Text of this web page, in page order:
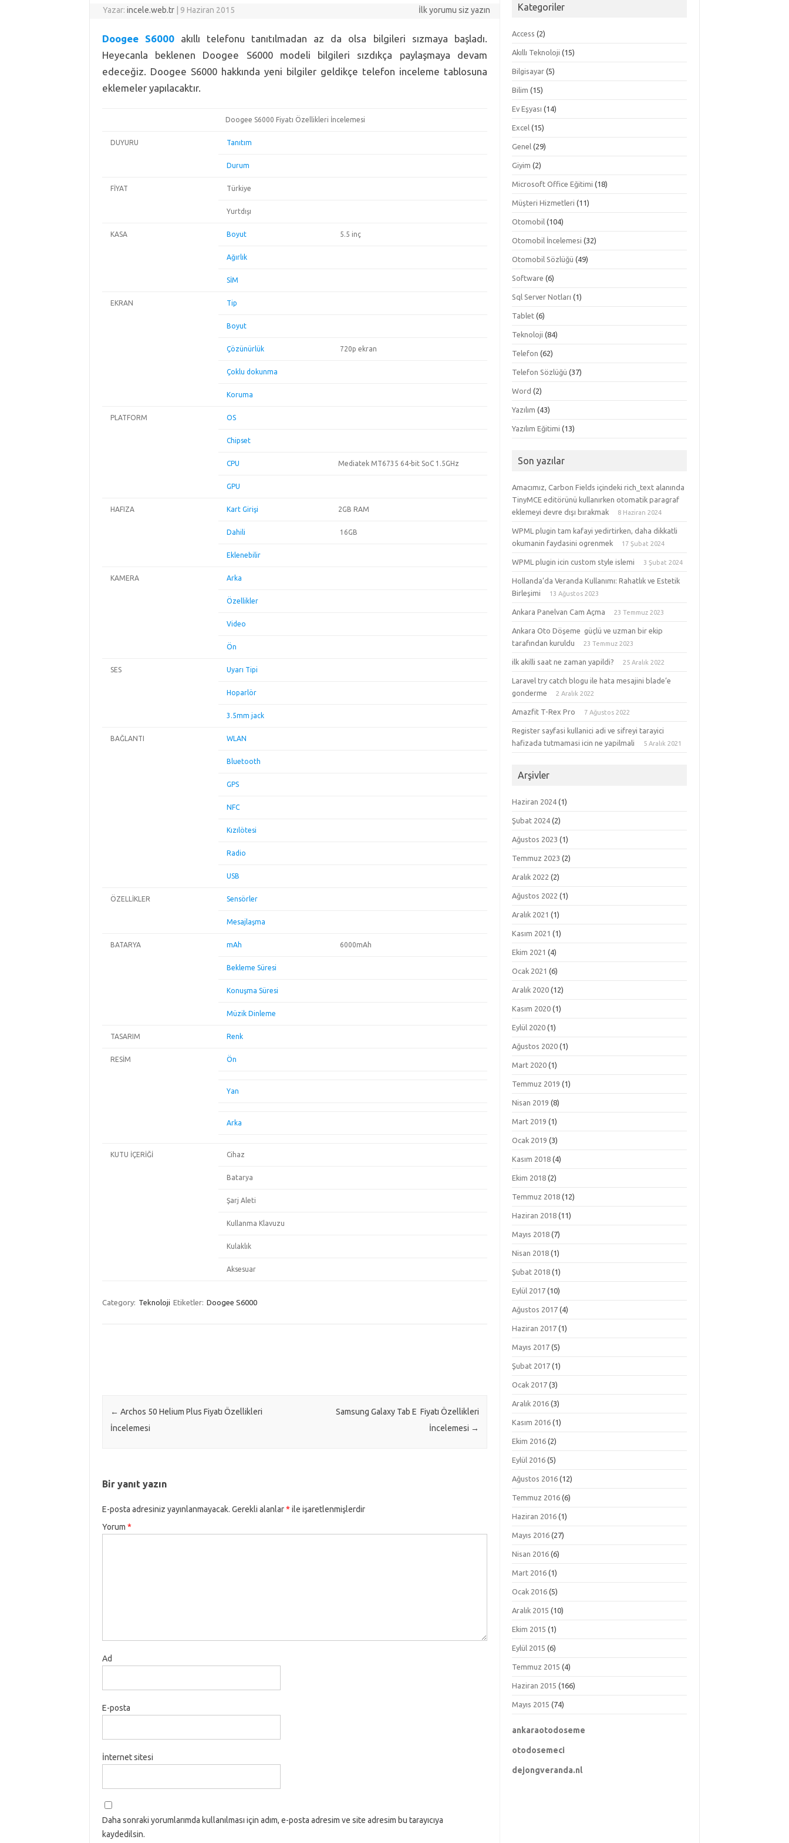
Yazar:incele.web.tr 9 Haziran 2015 İlk yorumu siz yazın
Doogee S6000akıllı telefonu tanıtılmadan az da olsa bilgileri sızmaya başladı.
Heyecanla beklenen Doogee S6000 modeli bilgileri sızdıkça paylaşmaya devam
edeceğiz. Doogee S6000 hakkında yeni bilgiler geldikçe telefon inceleme tablosuna
eklemeler yapılacaktır.
Doogee S6000 Fiyatı Özellikleri İncelemesi
DUYURU Tanıtım
Durum
FİYAT Türkiye
Yurtdışı
KASA Boyut 5.5 inç
Ağırlık
SİM
EKRAN Tip
Boyut
Çözünürlük 720p ekran
Çoklu dokunma
Koruma
PLATFORM OS
Chipset
CPU Mediatek MT6735 64-bit SoC 1.5GHz
GPU
HAFIZA Kart Girişi 2GB RAM
Dahili 16GB
Eklenebilir
KAMERA Arka
Özellikler
Video
Ön
SES Uyarı Tipi
Hoparlör
3.5mm jack
BAĞLANTI WLAN
Bluetooth
GPS
NFC
Kızılötesi
Radio
USB
ÖZELLİKLER Sensörler
Mesajlaşma
BATARYA mAh 6000mAh
Bekleme Süresi
Konuşma Süresi
Müzik Dinleme
TASARIM Renk
RESİM Ön
Yan
Arka
KUTU İÇERİĞİ Cihaz
Batarya
Şarj Aleti
Kullanma Klavuzu
Kulaklık
Aksesuar
Category: Teknoloji Etiketler: Doogee S6000
Post navigation
← Archos 50 Helium Plus Fiyatı Özellikleri
İncelemesi
Samsung Galaxy Tab E Fiyatı Özellikleri
İncelemesi →
Bir yanıt yazın
E-posta adresiniz yayınlanmayacak. Gerekli alanlar* ile işaretlenmişlerdir
Yorum *
Ad
E-posta
İnternet sitesi
Daha sonraki yorumlarımda kullanılması için adım, e-posta adresim ve site adresim bu tarayıcıya
kaydedilsin.
Kategoriler
Access (2)
Akıllı Teknoloji (15)
Bilgisayar (5)
Bilim (15)
Ev Eşyası (14)
Excel (15)
Genel (29)
Giyim (2)
Microsoft Office Eğitimi (18)
Müşteri Hizmetleri (11)
Otomobil (104)
Otomobil İncelemesi (32)
Otomobil Sözlüğü (49)
Software (6)
Sql Server Notları (1)
Tablet (6)
Teknoloji (84)
Telefon (62)
Telefon Sözlüğü (37)
Word (2)
Yazılım (43)
Yazılım Eğitimi (13)
Son yazılar
Amacımız, Carbon Fields içindeki rich_text alanında
TinyMCE editörünü kullanırken otomatik paragraf
eklemeyi devre dışı bırakmak
8 Haziran 2024
WPML plugin tam kafayi yedirtirken, daha dikkatli
okumanin faydasini ogrenmek
17 Şubat 2024
WPML plugin icin custom style islemi 3 Şubat 2024
Hollanda’da Veranda Kullanımı: Rahatlık ve Estetik
Birleşimi
13 Ağustos 2023
Ankara Panelvan Cam Açma 23 Temmuz 2023
Ankara Oto Döşeme güçlü ve uzman bir ekip
tarafından kuruldu
23 Temmuz 2023
ilk akilli saat ne zaman yapildi? 25 Aralık 2022
Laravel try catch blogu ile hata mesajini blade’e
gonderme
2 Aralık 2022
Amazfit T-Rex Pro 7 Ağustos 2022
Register sayfasi kullanici adi ve sifreyi tarayici
hafizada tutmamasi icin ne yapilmali
5 Aralık 2021
Arşivler
Haziran 2024 (1)
Şubat 2024 (2)
Ağustos 2023 (1)
Temmuz 2023 (2)
Aralık 2022 (2)
Ağustos 2022 (1)
Aralık 2021 (1)
Kasım 2021 (1)
Ekim 2021 (4)
Ocak 2021 (6)
Aralık 2020 (12)
Kasım 2020 (1)
Eylül 2020 (1)
Ağustos 2020 (1)
Mart 2020 (1)
Temmuz 2019 (1)
Nisan 2019 (8)
Mart 2019 (1)
Ocak 2019 (3)
Kasım 2018 (4)
Ekim 2018 (2)
Temmuz 2018 (12)
Haziran 2018 (11)
Mayıs 2018 (7)
Nisan 2018 (1)
Şubat 2018 (1)
Eylül 2017 (10)
Ağustos 2017 (4)
Haziran 2017 (1)
Mayıs 2017 (5)
Şubat 2017 (1)
Ocak 2017 (3)
Aralık 2016 (3)
Kasım 2016 (1)
Ekim 2016 (2)
Eylül 2016 (5)
Ağustos 2016 (12)
Temmuz 2016 (6)
Haziran 2016 (1)
Mayıs 2016 (27)
Nisan 2016 (6)
Mart 2016 (1)
Ocak 2016 (5)
Aralık 2015 (10)
Ekim 2015 (1)
Eylül 2015 (6)
Temmuz 2015 (4)
Haziran 2015 (166)
Mayıs 2015 (74)
ankaraotodoseme
otodosemeci
dejongveranda.nl